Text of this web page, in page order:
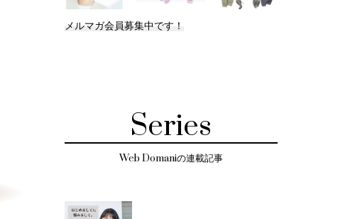
メルマガ会員募集中です！
Series
Web Domaniの連載記事